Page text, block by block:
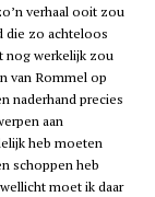
verhaal ooit zou
die zo achteloos
nog werkelijk zou
van Rommel op
naderhand precies
aan
heb moeten
schoppen heb
moet ik daar